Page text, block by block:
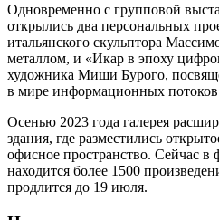
Одновременно с групповой
открылись два персональных
итальянского скульптора
металлом, и «Икар в эпоху
художника Миши Бурого,
в мире информационных
Осенью 2023 года галерея
здания, где разместились
офисное пространство. Сейчас
находится более 1500
продлится до 19 июля.